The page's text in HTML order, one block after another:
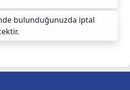
bulunduğunuzda iptal